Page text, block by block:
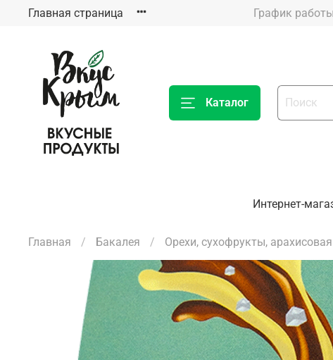
Главная страница
Каталог
Интернет-
Главная Бакалея Орехи, сухофрукты,